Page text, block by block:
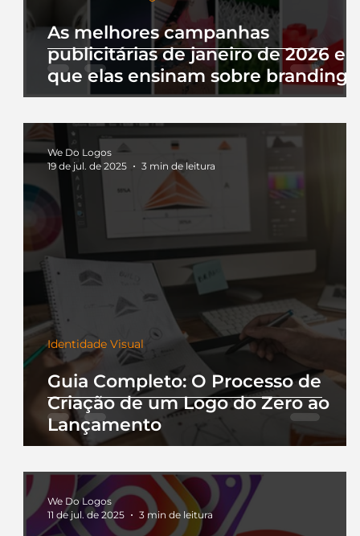
As melhores campanhas
publicitárias de janeiro de 2026 e
que elas ensinam sobre branding
Guia Completo: O Processo de
Criação de um Logo do Zero ao
Lançamento
Identidade Visual
We Do Logos
19 de jul. de 2025
3 min de leitura
We Do Logos
11 de jul. de 2025
3 min de leitura